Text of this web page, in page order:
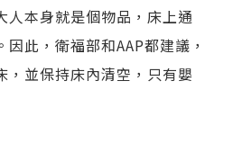
人本身就是個物品，床上通
此，衛福部和AAP都建議，
，並保持床內清空，只有嬰